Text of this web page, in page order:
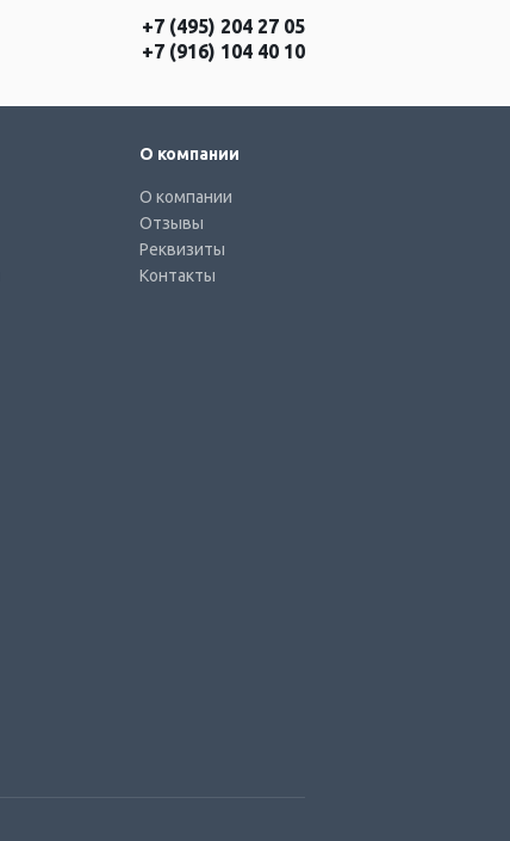
+7 (495) 204 27 05
+7 (916) 104 40 10
О компании
О компании
Отзывы
Реквизиты
Контакты